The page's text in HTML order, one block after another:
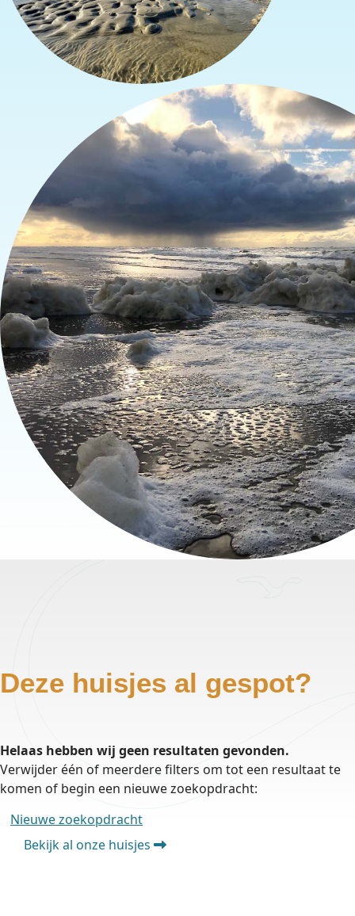
Deze huisjes al gespot?
Helaas hebben wij geen resultaten gevonden.
Verwijder één of meerdere filters om tot een resultaat te
komen of begin een nieuwe zoekopdracht:
Nieuwe zoekopdracht
Bekijk al onze huisjes